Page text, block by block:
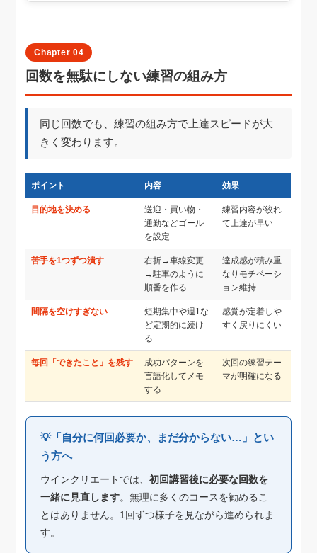
Chapter 04
回数を無駄にしない練習の組み方
同じ回数でも、練習の組み方で上達スピードが大
きく変わります。
ポイント 内容 効果
目的地を決める
送迎・買い物・
通勤などゴール
を設定
練習内容が絞れ
て上達が早い
苦手を1つずつ潰す
右折→車線変更
→駐車のように
順番を作る
達成感が積み重
なりモチベーシ
ョン維持
間隔を空けすぎない
短期集中や週1な
ど定期的に続け
る
感覚が定着しや
すく戻りにくい
毎回「できたこと」を残す
成功パターンを
言語化してメモ
する
次回の練習テー
マが明確になる
💡「自分に何回必要か、まだ分からない…」とい
う方へ
ウインクリエートでは、初回講習後に必要な回数を
一緒に見直します。無理に多くのコースを勧めるこ
とはありません。1回ずつ様子を見ながら進められま
す。